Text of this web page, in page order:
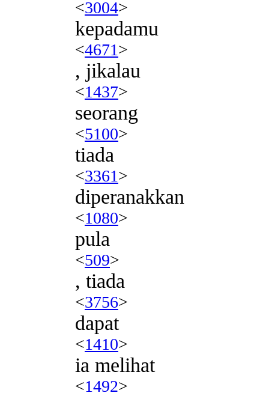
<3004>
kepadamu
<4671>
, jikalau
<1437>
seorang
<5100>
tiada
<3361>
diperanakkan
<1080>
pula
<509>
, tiada
<3756>
dapat
<1410>
ia melihat
<1492>